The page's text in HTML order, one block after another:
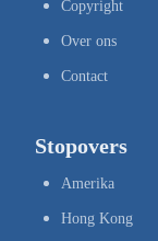
Copyright
Over ons
Contact
Stopovers
Amerika
Hong Kong